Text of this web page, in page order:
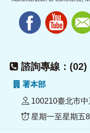
諮詢專線：(02)
署本部
100210臺北市
星期一至星期五